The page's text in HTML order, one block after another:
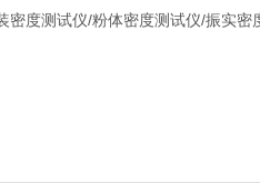
度测试仪/粉体密度测试仪/振实